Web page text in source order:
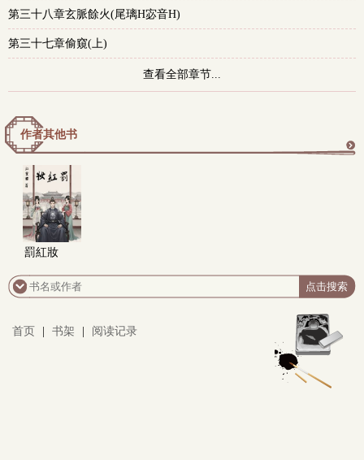
第三十八章玄脈餘火(尾璃H宓音H)
第三十七章偷窺(上)
查看全部章节...
作者其他书
罰紅妝
首页 书架 阅读记录